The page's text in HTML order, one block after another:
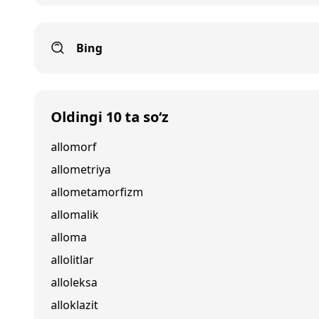
Bing
Oldingi 10 ta so‘z
allomorf
allometriya
allometamorfizm
allomalik
alloma
allolitlar
alloleksa
alloklazit